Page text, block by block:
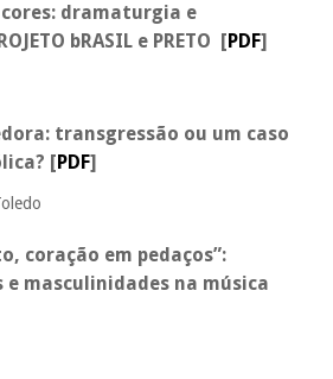
dramaturgia e
bRASIL e PRETO [PDF]
transgressão ou um caso
[PDF]
coração em pedaços”:
masculinidades na música